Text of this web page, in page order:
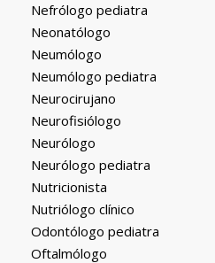
Nefrólogo pediatra
Neonatólogo
Neumólogo
Neumólogo pediatra
Neurocirujano
Neurofisiólogo
Neurólogo
Neurólogo pediatra
Nutricionista
Nutriólogo clínico
Odontólogo pediatra
Oftalmólogo